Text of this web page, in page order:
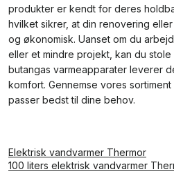
produkter er kendt for deres
hvilket sikrer, at din renovering
og økonomisk. Uanset om du
eller et mindre projekt, kan du stole
butangas varmeapparater leverer
komfort. Gennemse vores
passer bedst til dine behov.
Elektrisk vandvarmer Thermor
100 liters elektrisk vandvarmer